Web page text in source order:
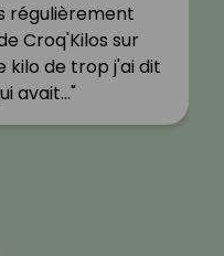
régulièrement
Croq'Kilos sur
kilo de trop j'ai dit
avait…"